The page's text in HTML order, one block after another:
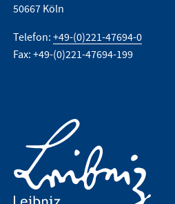
50667 Köln
Telefon:+49-(0)221-47694-0
Fax: +49-(0)221-47694-199